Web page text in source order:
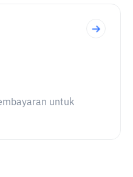
untuk